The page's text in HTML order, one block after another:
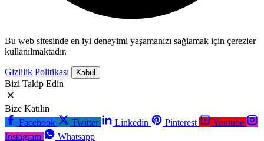
Bu web sitesinde en iyi deneyimi yaşamanızı sağlamak için çerezler
kullanılmaktadır.
Gizlilik Politikası Kabul
Bizi Takip Edin
Bize Katılın
Facebook
Twitter Linkedin Pinterest
Youtube
Instagram
Whatsapp